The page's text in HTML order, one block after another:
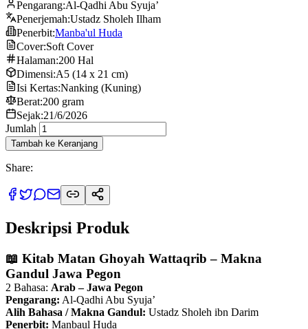
Pengarang:Al-Qadhi Abu Syuja’
Penerjemah:Ustadz Sholeh Ilham
Penerbit:Manba'ul Huda
Cover:Soft Cover
Halaman:200 Hal
Dimensi:A5 (14 x 21 cm)
Isi Kertas:Nanking (Kuning)
Berat:200 gram
Sejak:21/6/2026
Jumlah
Tambah ke Keranjang
Share:
Deskripsi Produk
📖 Kitab Matan Ghoyah Wattaqrib – Makna
Gandul Jawa Pegon
2 Bahasa: Arab – Jawa Pegon
Pengarang: Al-Qadhi Abu Syuja’
Alih Bahasa / Makna Gandul: Ustadz Sholeh ibn Darim
Penerbit: Manbaul Huda